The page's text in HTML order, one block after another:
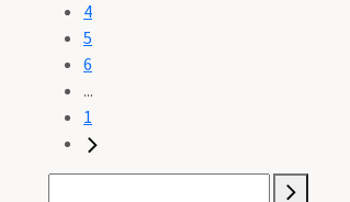
4
5
6
...
1